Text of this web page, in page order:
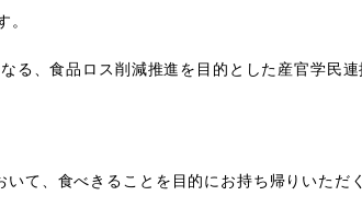
。
、食品ロス削減推進を目的とした産官学民
て、食べきることを目的にお持ち帰りいただ